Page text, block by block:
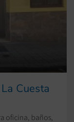
Cuesta
oficina, baños,